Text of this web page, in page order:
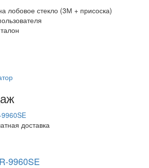
лобовое стекло (3М + присоска)
доставка
9960SE